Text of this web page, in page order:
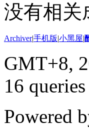
没有相关
Archiver|手机版|小黑屋|
GMT+8,
16
Powered